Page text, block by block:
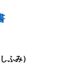
ふみ）